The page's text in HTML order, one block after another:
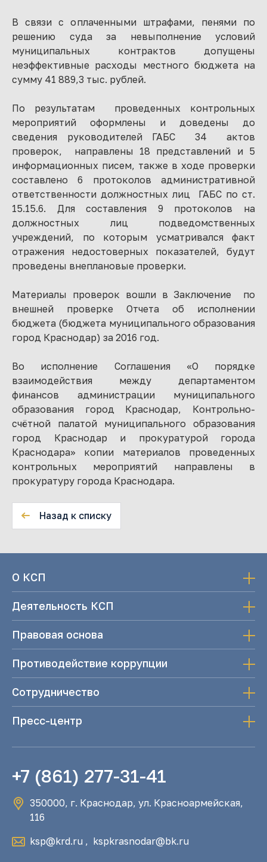
В связи с оплаченными штрафами, пенями по
решению суда за невыполнение условий
муниципальных контрактов допущены
неэффективные расходы местного бюджета на
сумму 41 889,3 тыс. рублей.
По результатам проведенных контрольных
мероприятий оформлены и доведены до
сведения руководителей ГАБС 34 актов
проверок, направлены 18 представлений и 5
информационных писем, также в ходе проверки
составлено 6 протоколов административной
ответственности должностных лиц ГАБС по ст.
15.15.6. Для составления 9 протоколов на
должностных лиц подведомственных
учреждений, по которым усматривался факт
отражения недостоверных показателей, будут
проведены внеплановые проверки.
Материалы проверок вошли в Заключение по
внешней проверке Отчета об исполнении
бюджета (бюджета муниципального образования
город Краснодар) за 2016 год.
Во исполнение Соглашения «О порядке
взаимодействия между департаментом
финансов администрации муниципального
образования город Краснодар, Контрольно-
счётной палатой муниципального образования
город Краснодар и прокуратурой города
Краснодара» копии материалов проведенных
контрольных мероприятий направлены в
прокуратуру города Краснодара.
Назад к списку
О КСП
Деятельность КСП
Правовая основа
Противодействие коррупции
Сотрудничество
Пресс-центр
+7 (861) 277-31-41
350000, г. Краснодар, ул. Красноармейская,
116
ksp@krd.ru , kspkrasnodar@bk.ru